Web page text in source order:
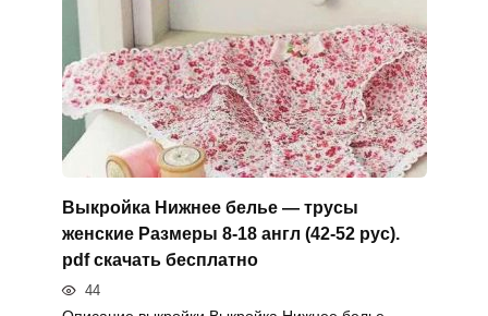
Выкройка Нижнее белье — трусы
женские Размеры 8-18 англ (42-52 рус).
pdf скачать бесплатно
44